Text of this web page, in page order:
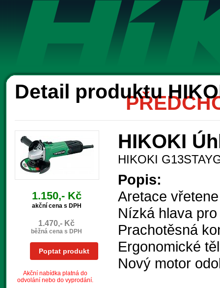
Detail produktu
1.150,- Kč
akční cena s DPH
1.470,- Kč
běžná cena s DPH
Poptat produkt
Akční nabídka platná do
odvolání nebo do vyprodání.
HIKOKI
HIKOKI
Popis:
Aretace
Nízká hlava
Prachotěsná
Ergonomické
Nový motor